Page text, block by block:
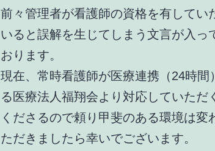
前々管理者が看護師の資格を有してい
いると誤解を生じてしまう文言が入っ
おります。
現在、常時看護師が医療連携（24時
る医療法人福翔会より対応していただ
くださるので頼り甲斐のある環境は
ただきましたら幸いでございます。